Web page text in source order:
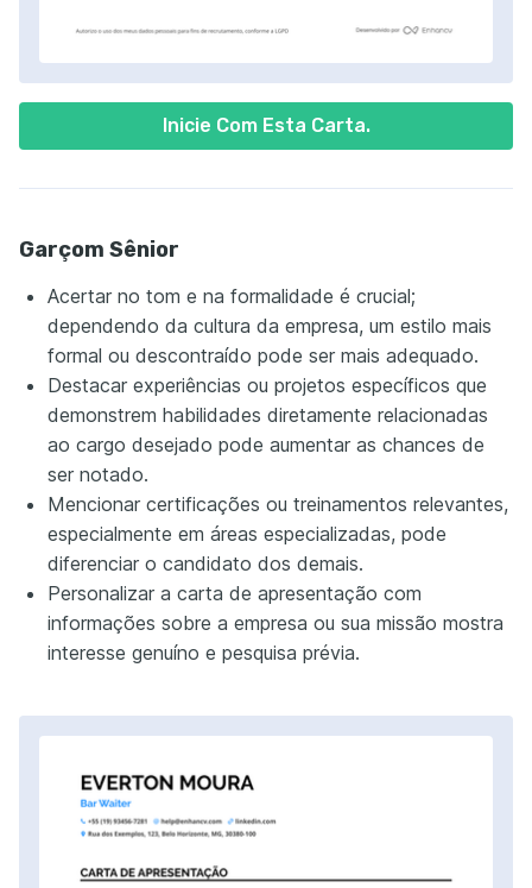
Inicie Com Esta Carta.
Garçom Sênior
Acertar no tom e na formalidade é crucial;
dependendo da cultura da empresa, um estilo mais
formal ou descontraído pode ser mais adequado.
Destacar experiências ou projetos específicos que
demonstrem habilidades diretamente relacionadas
ao cargo desejado pode aumentar as chances de
ser notado.
Mencionar certificações ou treinamentos relevantes,
especialmente em áreas especializadas, pode
diferenciar o candidato dos demais.
Personalizar a carta de apresentação com
informações sobre a empresa ou sua missão mostra
interesse genuíno e pesquisa prévia.